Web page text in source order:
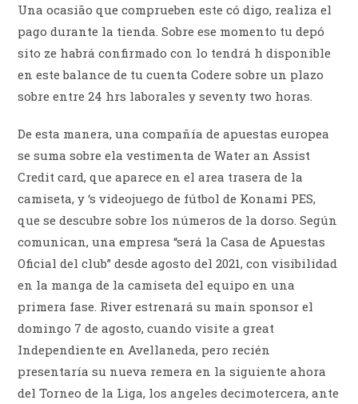
Una ocasião que comprueben este có digo, realiza el
pago durante la tienda. Sobre ese momento tu depó
sito ze habrá confirmado con lo tendrá h disponible
en este balance de tu cuenta Codere sobre un plazo
sobre entre 24 hrs laborales y seventy two horas.
De esta manera, una compañía de apuestas europea
se suma sobre ela vestimenta de Water an Assist
Credit card, que aparece en el area trasera de la
camiseta, y ‘s videojuego de fútbol de Konami PES,
que se descubre sobre los números de la dorso. Según
comunican, una empresa “será la Casa de Apuestas
Oficial del club” desde agosto del 2021, con visibilidad
en la manga de la camiseta del equipo en una
primera fase. River estrenará su main sponsor el
domingo 7 de agosto, cuando visite a great
Independiente en Avellaneda, pero recién
presentaría su nueva remera en la siguiente ahora
del Torneo de la Liga, los angeles decimotercera, ante